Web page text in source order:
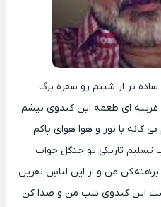
ساده تر از شبنم رو سفره برگ
ای طعمه این کندوی نیشم
گانه با نور و هوا هوای پاکم
تسلیم تاریکی تو جنگل خواب
کن من و از این لباسِ نفرین
این کندوی شب من و صدا کن